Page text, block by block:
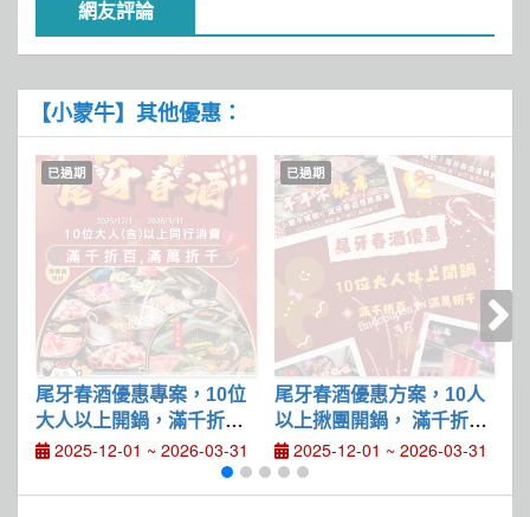
網友評論
【小蒙牛】其他優惠：
已過期
尾牙春酒優惠專案，10位
大人以上開鍋，滿千折百
，滿萬折千
2025-12-01 ~ 2026-03-31
已過期
尾牙春酒優惠方案，10人
以上揪團開鍋， 滿千折
百、滿萬折千
2025-12-01 ~ 2026-03-31